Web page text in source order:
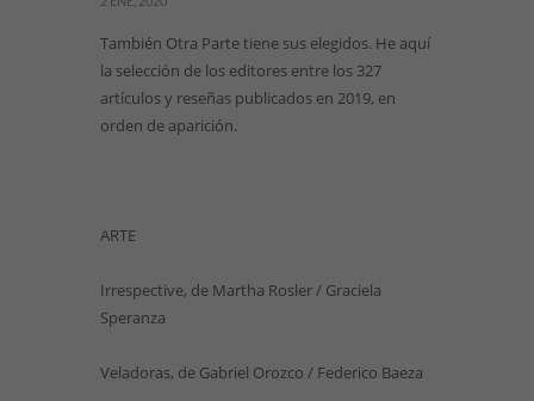
También Otra Parte tiene sus elegidos. He aquí
la selección de los editores entre los 327
artículos y reseñas publicados en 2019, en
orden de aparición.
ARTE
Irrespective, de Martha Rosler / Graciela
Speranza
Veladoras, de Gabriel Orozco / Federico Baeza